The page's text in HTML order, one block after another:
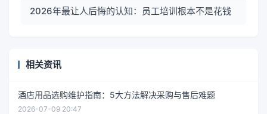
2026年最让人后悔的认知：员工培训根本不是花钱
相关资讯
酒店用品选购维护指南：5大方法解决采购与售后难题
2026-07-09 20:47